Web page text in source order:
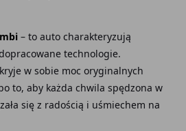
– to auto charakteryzują
technologie.
w sobie moc oryginalnych
to, aby każda chwila spędzona w
się z radością i uśmiechem na